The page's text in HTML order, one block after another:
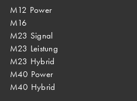
M12 Power
M16
M23 Signal
M23 Leistung
M23 Hybrid
M40 Power
M40 Hybrid